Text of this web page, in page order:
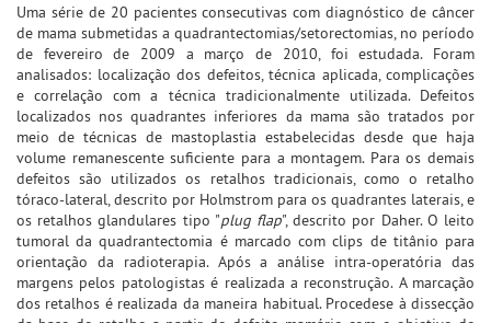
Uma série de 20 pacientes consecutivas com diagnóstico de câncer
de mama submetidas a quadrantectomias/setorectomias, no período
de fevereiro de 2009 a março de 2010, foi estudada. Foram
analisados: localização dos defeitos, técnica aplicada, complicações
e correlação com a técnica tradicionalmente utilizada. Defeitos
localizados nos quadrantes inferiores da mama são tratados por
meio de técnicas de mastoplastia estabelecidas desde que haja
volume remanescente suficiente para a montagem. Para os demais
defeitos são utilizados os retalhos tradicionais, como o retalho
tóraco-lateral, descrito por Holmstrom para os quadrantes laterais, e
os retalhos glandulares tipo "plug flap", descrito por Daher. O leito
tumoral da quadrantectomia é marcado com clips de titânio para
orientação da radioterapia. Após a análise intra-operatória das
margens pelos patologistas é realizada a reconstrução. A marcação
dos retalhos é realizada da maneira habitual. Procedese à dissecção